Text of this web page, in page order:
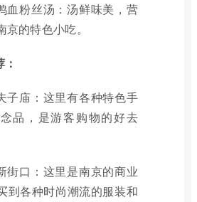
血粉丝汤：汤鲜味美，营
的特色小吃。
子庙：这里有各种特色手
品，是游客购物的好去
街口：这里是南京的商业
到各种时尚潮流的服装和